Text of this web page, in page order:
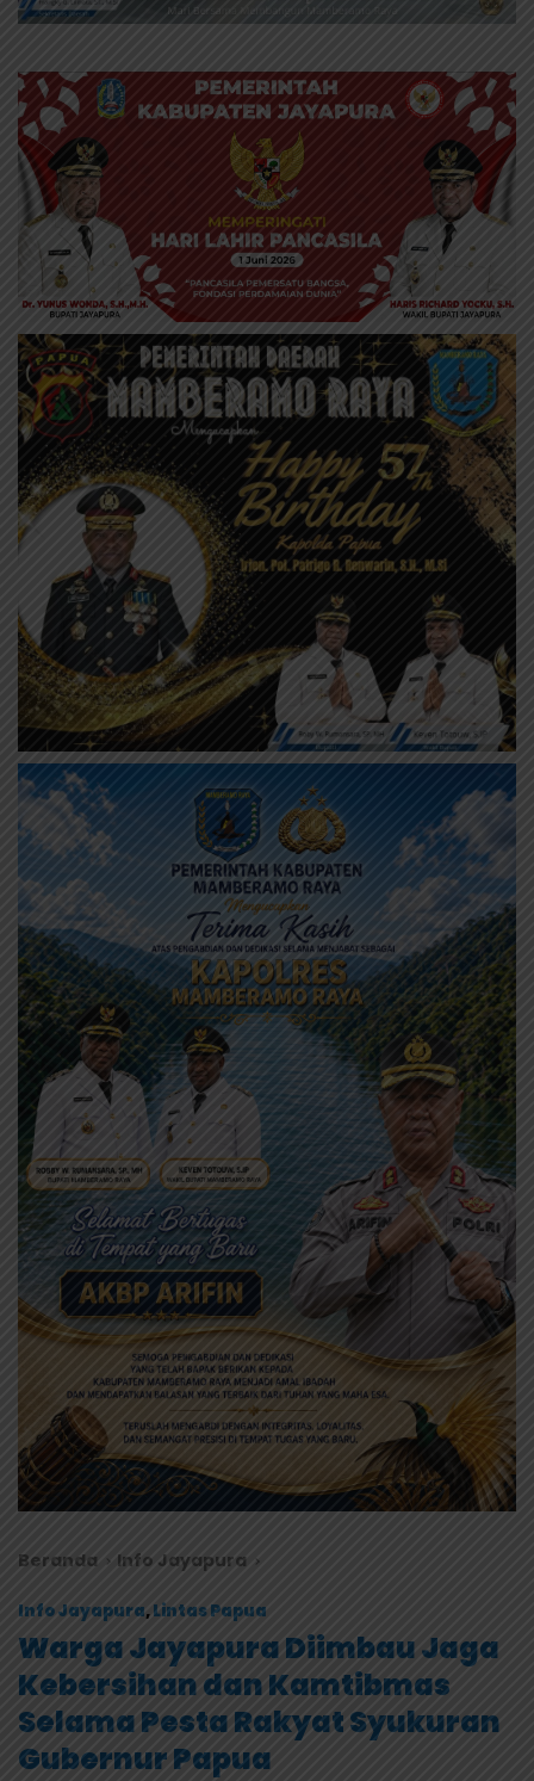
Beranda Info Jayapura
Info Jayapura,Lintas Papua
Warga Jayapura Diimbau Jaga
Kebersihan dan Kamtibmas
Selama Pesta Rakyat Syukuran
Gubernur Papua